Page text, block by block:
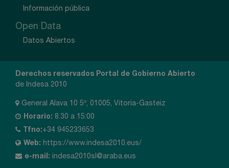
Información pública
Open Data
Datos Abiertos
Derechos reservados Portal de Gobierno Abierto
de Indesa 2010
General Alava 10 5º, 01005, Vitoria-Gasteiz
Horario: 8.30 a 15:00
Tfno:+34 945233653
Web: https://www.indesa2010.eus/
e-mail:
indesa2010sl@araba.eus